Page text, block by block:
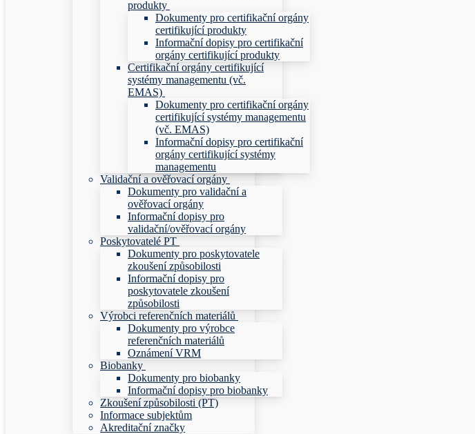
produkty
Dokumenty pro certifikační orgány
certifikující produkty
Informační dopisy pro certifikační
orgány certifikující produkty
Certifikační orgány certifikující
systémy managementu (vč.
EMAS)
Dokumenty pro certifikační orgány
certifikující systémy managementu
(vč. EMAS)
Informační dopisy pro certifikační
orgány certifikující systémy
managementu
Validační a ověřovací orgány
Dokumenty pro validační a
ověřovací orgány
Informační dopisy pro
validační/ověřovací orgány
Poskytovatelé PT
Dokumenty pro poskytovatele
zkoušení způsobilosti
Informační dopisy pro
poskytovatele zkoušení
způsobilosti
Výrobci referenčních materiálů
Dokumenty pro výrobce
referenčních materiálů
Oznámení VRM
Biobanky
Dokumenty pro biobanky
Informační dopisy pro biobanky
Zkoušení způsobilosti (PT)
Informace subjektům
Akreditační značky